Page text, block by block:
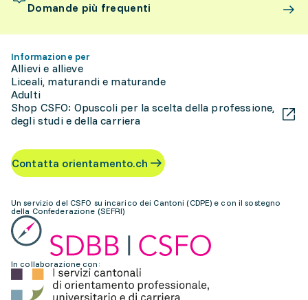
Domande più frequenti
Informazione per
Allievi e allieve
Liceali, maturandi e maturande
Adulti
Shop CSFO: Opuscoli per la scelta della professione,
degli studi e della carriera
Contatta orientamento.ch
Un servizio del CSFO su incarico dei Cantoni (CDPE) e con il sostegno
della Confederazione (SEFRI)
In collaborazione con: